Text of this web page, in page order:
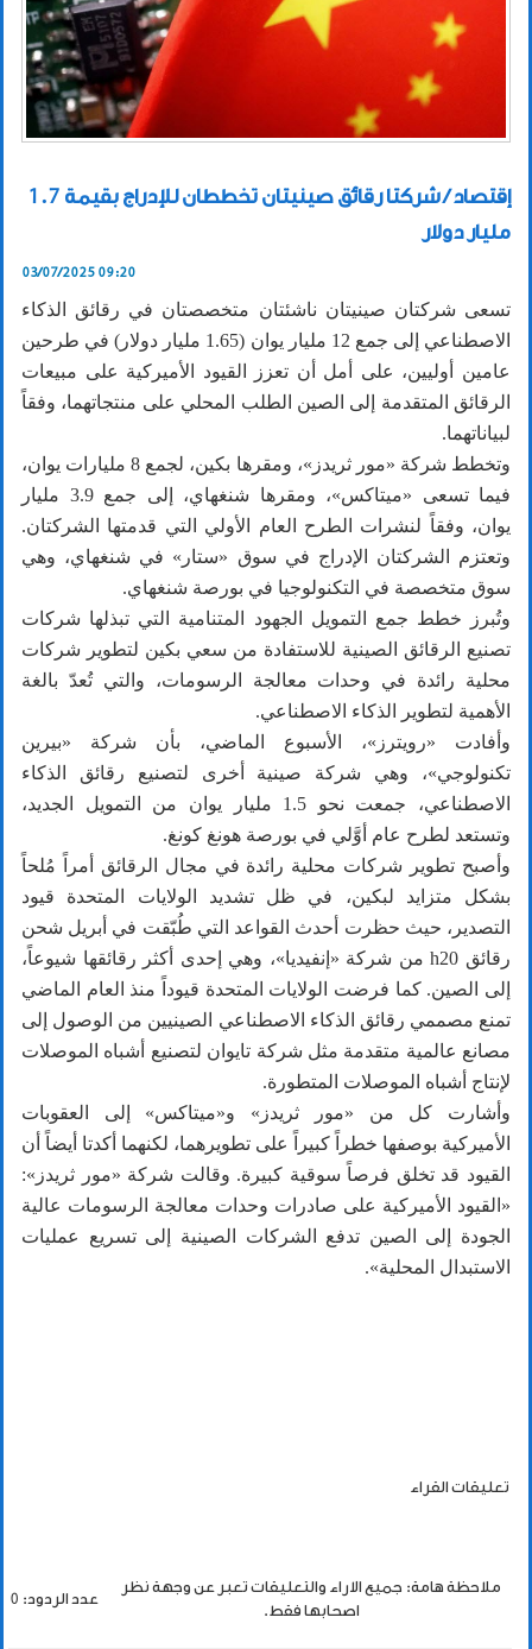
إقتصاد / شركتا رقائق صينيتان تخططان للإدراج بقيمة 1.7
مليار دولار
03/07/2025 09:20
تسعى شركتان صينيتان ناشئتان متخصصتان في رقائق الذكاء
الاصطناعي إلى جمع 12 مليار يوان (1.65 مليار دولار) في طرحين
عامين أوليين، على أمل أن تعزز القيود الأميركية على مبيعات
الرقائق المتقدمة إلى الصين الطلب المحلي على منتجاتهما، وفقاً
لبياناتهما.
وتخطط شركة «مور ثريدز»، ومقرها بكين، لجمع 8 مليارات يوان،
فيما تسعى «ميتاكس»، ومقرها شنغهاي، إلى جمع 3.9 مليار
يوان، وفقاً لنشرات الطرح العام الأولي التي قدمتها الشركتان.
وتعتزم الشركتان الإدراج في سوق «ستار» في شنغهاي، وهي
سوق متخصصة في التكنولوجيا في بورصة شنغهاي.
وتُبرز خطط جمع التمويل الجهود المتنامية التي تبذلها شركات
تصنيع الرقائق الصينية للاستفادة من سعي بكين لتطوير شركات
محلية رائدة في وحدات معالجة الرسومات، والتي تُعدّ بالغة
الأهمية لتطوير الذكاء الاصطناعي.
وأفادت «رويترز»، الأسبوع الماضي، بأن شركة «بيرين
تكنولوجي»، وهي شركة صينية أخرى لتصنيع رقائق الذكاء
الاصطناعي، جمعت نحو 1.5 مليار يوان من التمويل الجديد،
وتستعد لطرح عام أوَّلي في بورصة هونغ كونغ.
وأصبح تطوير شركات محلية رائدة في مجال الرقائق أمراً مُلحاً
بشكل متزايد لبكين، في ظل تشديد الولايات المتحدة قيود
التصدير، حيث حظرت أحدث القواعد التي طُبّقت في أبريل شحن
رقائق h20 من شركة «إنفيديا»، وهي إحدى أكثر رقائقها شيوعاً،
إلى الصين. كما فرضت الولايات المتحدة قيوداً منذ العام الماضي
تمنع مصممي رقائق الذكاء الاصطناعي الصينيين من الوصول إلى
مصانع عالمية متقدمة مثل شركة تايوان لتصنيع أشباه الموصلات
لإنتاج أشباه الموصلات المتطورة.
وأشارت كل من «مور ثريدز» و«ميتاكس» إلى العقوبات
الأميركية بوصفها خطراً كبيراً على تطويرهما، لكنهما أكدتا أيضاً أن
القيود قد تخلق فرصاً سوقية كبيرة. وقالت شركة «مور ثريدز»:
«القيود الأميركية على صادرات وحدات معالجة الرسومات عالية
الجودة إلى الصين تدفع الشركات الصينية إلى تسريع عمليات
الاستبدال المحلية».
تعليقات القراء
ملاحظة هامة: جميع الاراء والتعليقات تعبر عن وجهة نظر
اصحابها فقط.
عدد الردود: 0